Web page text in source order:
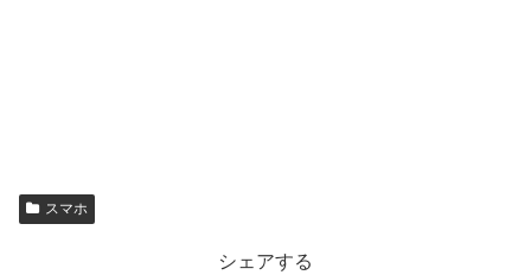
スマホ
シェアする